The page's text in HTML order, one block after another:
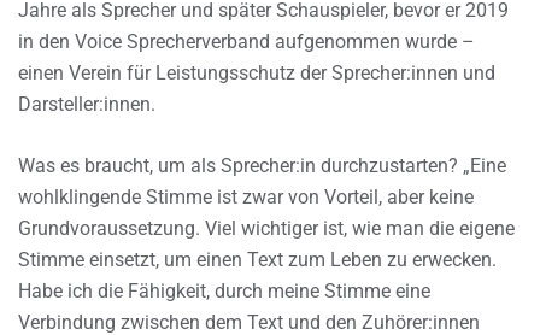
Jahre als Sprecher und später Schauspieler, bevor er 2019
in den Voice Sprecherverband aufgenommen wurde –
einen Verein für Leistungsschutz der Sprecher:innen und
Darsteller:innen.
Was es braucht, um als Sprecher:in durchzustarten? „Eine
wohlklingende Stimme ist zwar von Vorteil, aber keine
Grundvoraussetzung. Viel wichtiger ist, wie man die eigene
Stimme einsetzt, um einen Text zum Leben zu erwecken.
Habe ich die Fähigkeit, durch meine Stimme eine
Verbindung zwischen dem Text und den Zuhörer:innen